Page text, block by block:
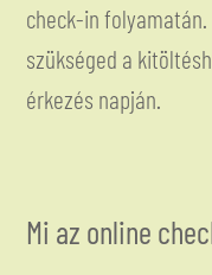
check-in
szükséged a
érkezés napján.
Mi az online